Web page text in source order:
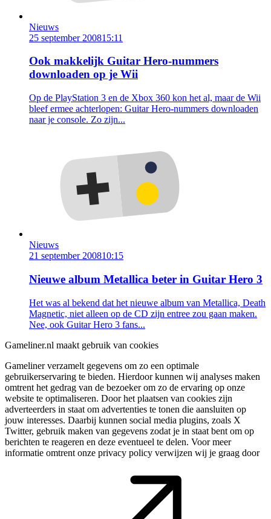
Nieuws
25 september 200815:11
Ook makkelijk Guitar Hero-nummers
downloaden op je Wii
Op de PlayStation 3 en de Xbox 360 kon het al, maar de Wii
bleef ermee achterlopen: Guitar Hero-nummers downloaden
naar je console. Zo zijn...
Nieuws
21 september 200810:15
Nieuwe album Metallica beter in Guitar Hero 3
Het was al bekend dat het nieuwe album van Metallica, Death
Magnetic, niet alleen op de CD zijn entree zou gaan maken.
Nee, ook Guitar Hero 3 fans...
Gameliner.nl maakt gebruik van cookies
Gameliner verzamelt gegevens om zo een optimale
gebruikerservaring te bieden. Hierdoor kunnen wij analyses maken
omtrent het gedrag van de bezoeker om zo de ervaring op onze
website te optimaliseren. Door het plaatsen van cookies zijn
adverteerders in staat om advertenties te tonen die aansluiten op
jouw interesses. Daarbij kunnen social media plugins, zoals X
Twitter, gebruik maken van gegevens zodat je in staat bent om op
berichten te reageren en deze eventueel te delen. Voor meer
informatie omtrent onze privacy policy verwijzen wij je graag door